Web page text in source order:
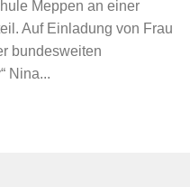
Meppen an einer
Auf Einladung von Frau
bundesweiten
Nina...